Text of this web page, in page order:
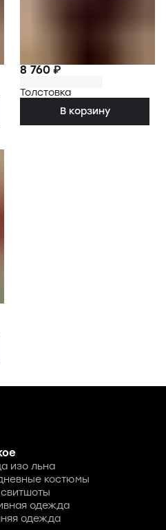
8 760 ₽
Толстовка
В корзину
изо льна
костюмы
одежда
одежда